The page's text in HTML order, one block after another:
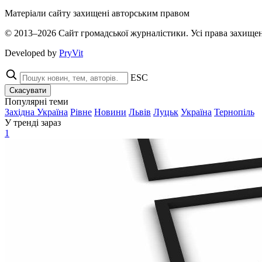
Матеріали сайту захищені авторським правом
© 2013–2026 Сайт громадської журналістики. Усі права
Developed by PryVit
ESC
Скасувати
Популярні теми
Західна Україна Рівне Новини Львів Луцьк Україна Тернопіль
У тренді зараз
1